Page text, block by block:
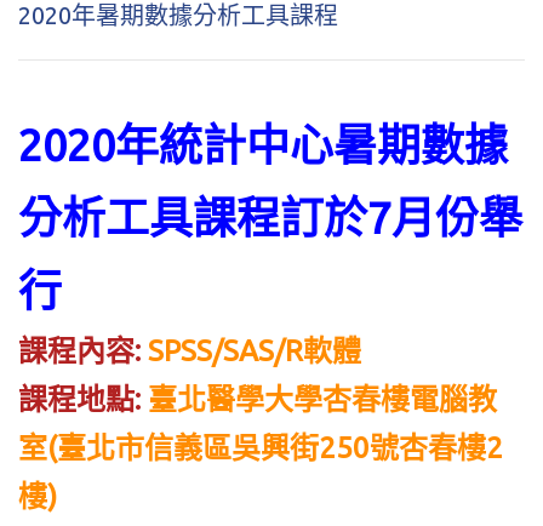
2020年暑期數據分析工具課程
2020年統計中心暑期數據
分析工具課程訂於7月份舉
行
課程內容: SPSS/SAS/R軟體
課程地點: 臺北醫學大學杏春樓電腦教
室(臺北市信義區吳興街250號杏春樓2
樓)